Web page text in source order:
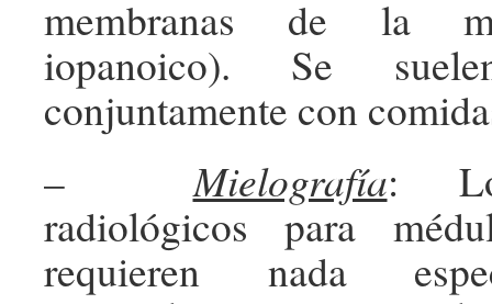
membranas de la
iopanoico). Se
conjuntamente con
–Mielografía:
radiológicos para
requieren nada